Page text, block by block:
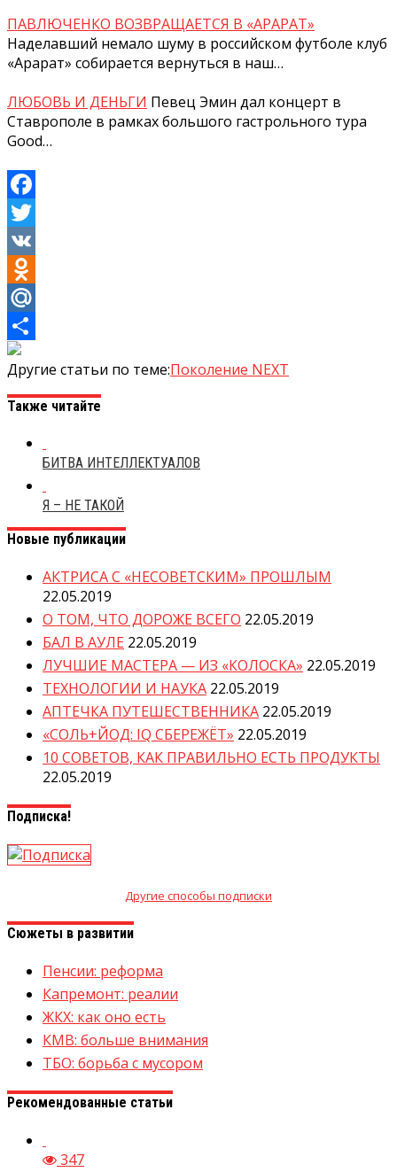
ПАВЛЮЧЕНКО ВОЗВРАЩАЕТСЯ В «АРАРАТ»
Наделавший немало шуму в российском футболе клуб
«Арарат» собирается вернуться в наш…
ЛЮБОВЬ И ДЕНЬГИ Певец Эмин дал концерт в
Ставрополе в рамках большого гастрольного тура
Good…
Facebook
Twitter
VK
Odnoklassniki
Mail.Ru
Отправить
Другие статьи по теме:Поколение NEXT
Также читайте
БИТВА ИНТЕЛЛЕКТУАЛОВ
Я – НЕ ТАКОЙ
Новые публикации
АКТРИСА С «НЕСОВЕТСКИМ» ПРОШЛЫМ
22.05.2019
О ТОМ, ЧТО ДОРОЖЕ ВСЕГО 22.05.2019
БАЛ В АУЛЕ 22.05.2019
ЛУЧШИЕ МАСТЕРА — ИЗ «КОЛОСКА» 22.05.2019
ТЕХНОЛОГИИ И НАУКА 22.05.2019
АПТЕЧКА ПУТЕШЕСТВЕННИКА 22.05.2019
«СОЛЬ+ЙОД: IQ СБЕРЕЖЁТ» 22.05.2019
10 СОВЕТОВ, КАК ПРАВИЛЬНО ЕСТЬ ПРОДУКТЫ
22.05.2019
Подписка!
Другие способы подписки
Сюжеты в развитии
Пенсии: реформа
Капремонт: реалии
ЖКХ: как оно есть
КМВ: больше внимания
ТБО: борьба с мусором
Рекомендованные статьи
347